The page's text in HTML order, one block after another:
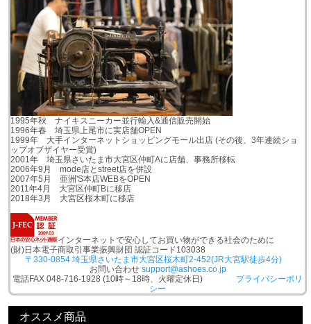
1995年秋 ナイキスニーカー並行輸入&通信販売開始
1996年春 埼玉県上尾市に実店舗OPEN
1999年 大手インターネットショッピングモール出店 (その後、3年連続ショ
ップオブザイヤー受賞)
2001年 埼玉県さいたま市大宮区仲町Aに店舗、事務所移転
2006年9月 mode店とstreet店を併設
2007年5月 亜洲'S本店WEBをOPEN
2011年4月 大宮区仲町Bに移店
2018年3月 大宮区桜木町に移店
インターネットで安心してお買い物ができる社会のために
(財)日本電子商取引事業振興財団 認証コード103038
〒330-0854 埼玉県さいたま市大宮区桜木町2-452(JR大宮駅徒歩4分)
お問い合わせ support@ashoes.co.jp
電話FAX 048-716-1928 (10時～18時、火曜定休日) プライバシーポリ
シー
オススメ商品